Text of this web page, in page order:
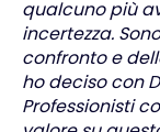
qualcuno più
incertezza.
confronto e
ho deciso con
Professionisti